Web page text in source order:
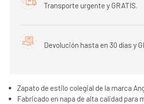
Transporte urgente y GRATIS.
Devolución hasta en 30 días y
Zapato de estilo colegial de la marca
Fabricado en napa de alta calidad para